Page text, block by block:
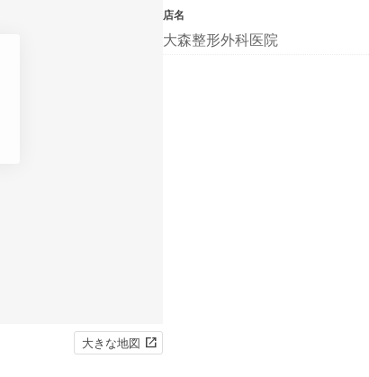
大きな地図
店名
大森整形外科医院